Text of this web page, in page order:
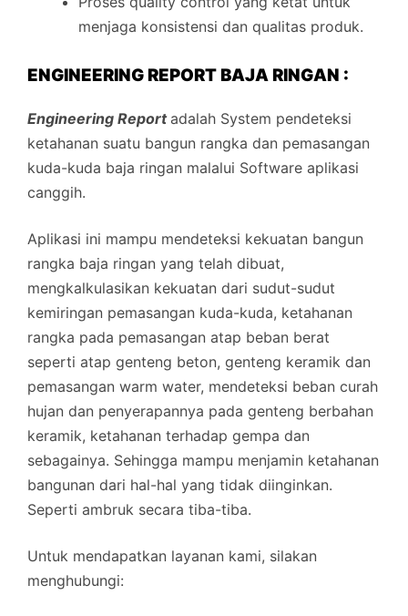
menjaga konsistensi dan qualitas produk.
ENGINEERING REPORT BAJA RINGAN :
Engineering Reportadalah System pendeteksi
ketahanan suatu bangun rangka dan pemasangan
kuda-kuda baja ringan malalui Software aplikasi
canggih.
Aplikasi ini mampu mendeteksi kekuatan bangun
rangka baja ringan yang telah dibuat,
mengkalkulasikan kekuatan dari sudut-sudut
kemiringan pemasangan kuda-kuda, ketahanan
rangka pada pemasangan atap beban berat
seperti atap genteng beton, genteng keramik dan
pemasangan warm water, mendeteksi beban curah
hujan dan penyerapannya pada genteng berbahan
keramik, ketahanan terhadap gempa dan
sebagainya. Sehingga mampu menjamin ketahanan
bangunan dari hal-hal yang tidak diinginkan.
Seperti ambruk secara tiba-tiba.
Untuk mendapatkan layanan kami, silakan
menghubungi: